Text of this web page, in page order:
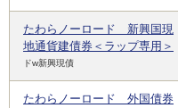
たわらノーロード 新興国現
地通貨建債券＜ラップ専用＞
ドw新興現債
たわらノーロード 外国債券